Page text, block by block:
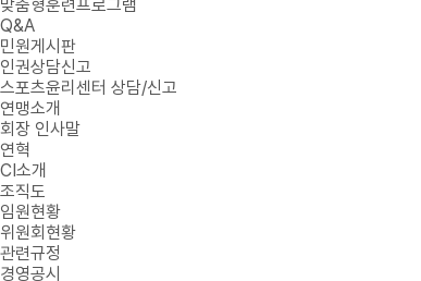
맞춤형훈련프로그램
Q&A
민원게시판
인권상담신고
스포츠윤리센터 상담/신고
연맹소개
회장 인사말
연혁
CI소개
조직도
임원현황
위원회현황
관련규정
경영공시